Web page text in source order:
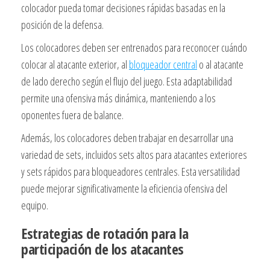
colocador pueda tomar decisiones rápidas basadas en la
posición de la defensa.
Los colocadores deben ser entrenados para reconocer cuándo
colocar al atacante exterior, al bloqueador central o al atacante
de lado derecho según el flujo del juego. Esta adaptabilidad
permite una ofensiva más dinámica, manteniendo a los
oponentes fuera de balance.
Además, los colocadores deben trabajar en desarrollar una
variedad de sets, incluidos sets altos para atacantes exteriores
y sets rápidos para bloqueadores centrales. Esta versatilidad
puede mejorar significativamente la eficiencia ofensiva del
equipo.
Estrategias de rotación para la
participación de los atacantes